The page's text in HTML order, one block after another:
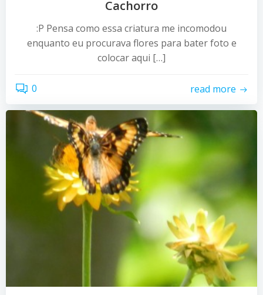
Cachorro
:P Pensa como essa criatura me incomodou
enquanto eu procurava flores para bater foto e
colocar aqui […]
0 read more